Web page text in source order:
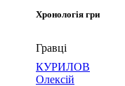
Хронологія гри
Гравці
КУРИЛОВ
Олексій